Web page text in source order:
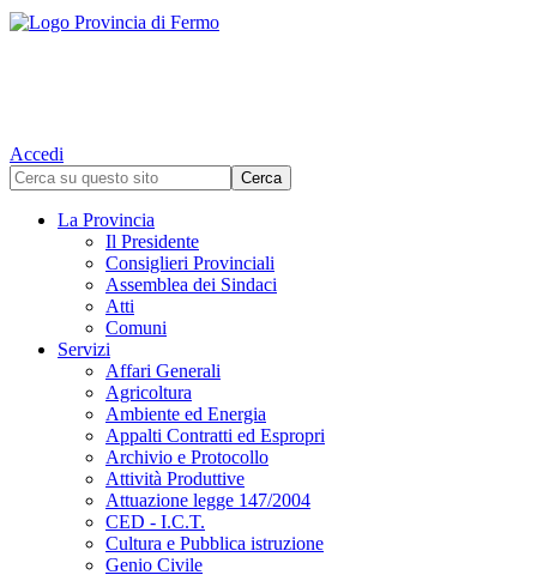
Accedi
La Provincia
Il Presidente
Consiglieri Provinciali
Assemblea dei Sindaci
Atti
Comuni
Servizi
Affari Generali
Agricoltura
Ambiente ed Energia
Appalti Contratti ed Espropri
Archivio e Protocollo
Attività Produttive
Attuazione legge 147/2004
CED - I.C.T.
Cultura e Pubblica istruzione
Genio Civile